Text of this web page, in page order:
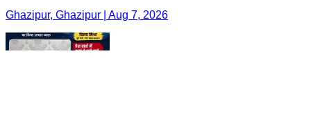
Ghazipur, Ghazipur | Aug 7, 2026